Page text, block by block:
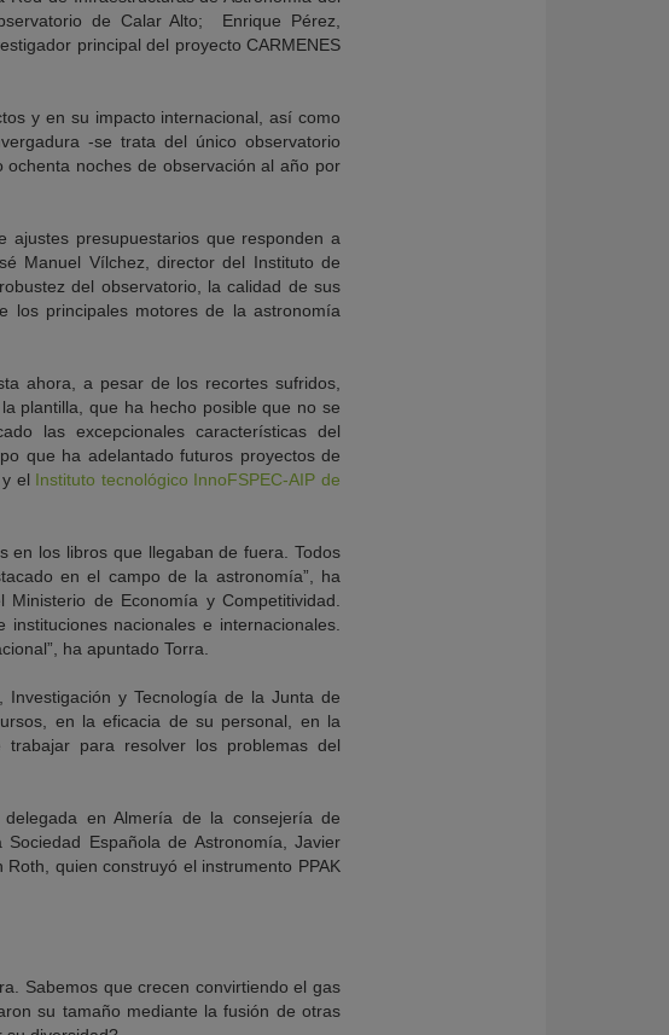
de Calar Alto; Enrique Pérez,
principal del proyecto CARMENES
y en su impacto internacional, así como
-se trata del único observatorio
noches de observación al año por
ajustes presupuestarios que responden a
Manuel Vílchez, director del Instituto de
del observatorio, la calidad de sus
los principales motores de la astronomía
ahora, a pesar de los recortes sufridos,
plantilla, que ha hecho posible que no se
las excepcionales características del
que ha adelantado futuros proyectos de
y el Instituto tecnológico InnoFSPEC-AIP de
en los libros que llegaban de fuera. Todos
en el campo de la astronomía”, ha
de Economía y Competitividad.
nacionales e internacionales.
ha apuntado Torra.
Investigación y Tecnología de la Junta de
en la eficacia de su personal, en la
para resolver los problemas del
en Almería de la consejería de
Española de Astronomía, Javier
quien construyó el instrumento PPAK
Sabemos que crecen convirtiendo el gas
su tamaño mediante la fusión de otras